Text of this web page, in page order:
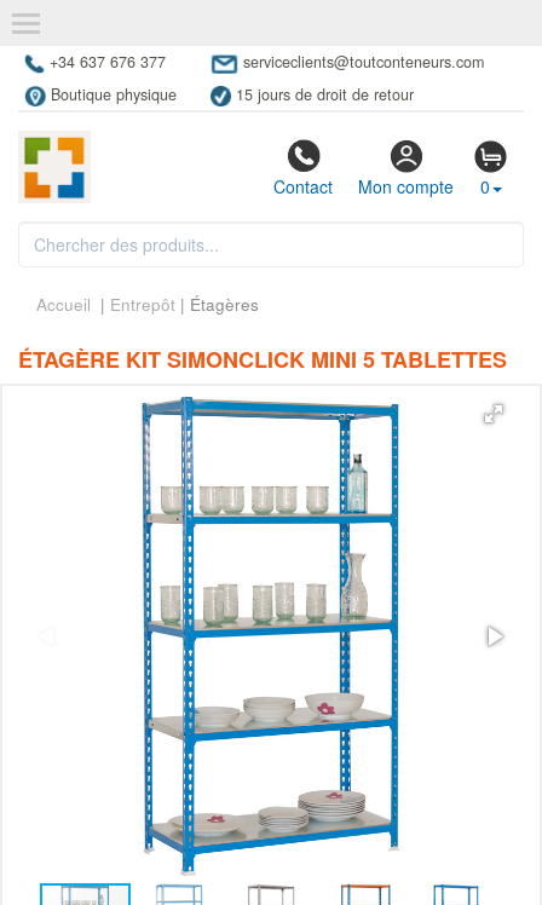
+34 637 676 377
serviceclients@toutconteneurs.com
Boutique physique
15 jours de droit de retour
Contact Mon compte 0
Accueil | Entrepôt | Étagères
ÉTAGÈRE KIT SIMONCLICK MINI 5 TABLETTES